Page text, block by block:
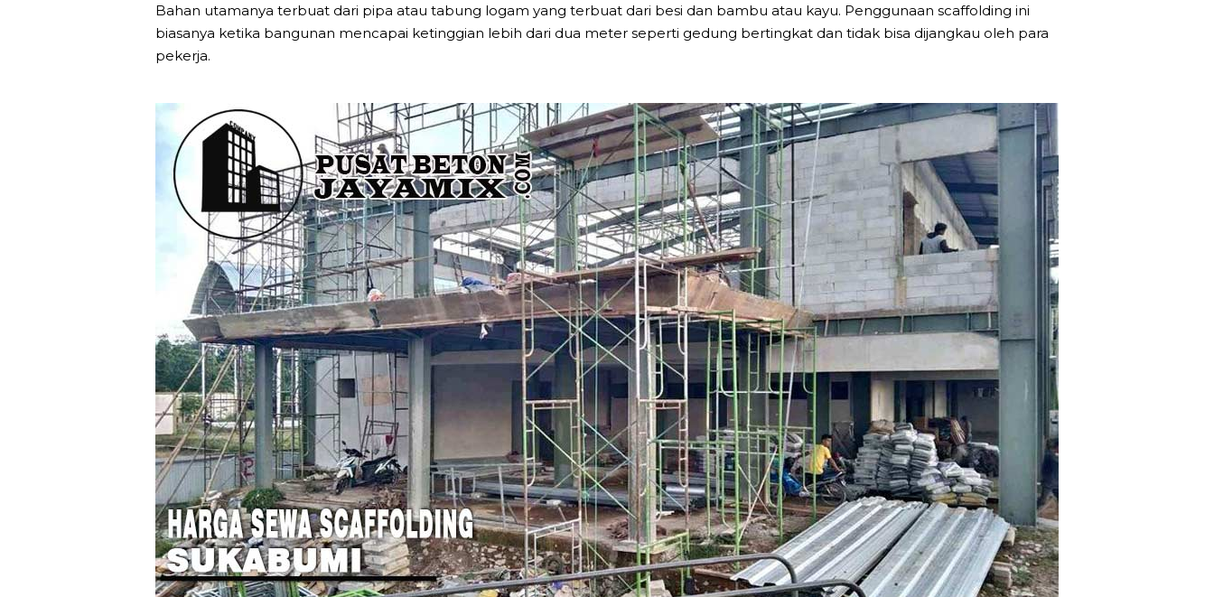
Bahan utamanya terbuat dari pipa atau tabung logam yang terbuat dari besi dan bambu atau kayu. Penggunaan scaffolding ini
biasanya ketika bangunan mencapai ketinggian lebih dari dua meter seperti gedung bertingkat dan tidak bisa dijangkau oleh para
pekerja.